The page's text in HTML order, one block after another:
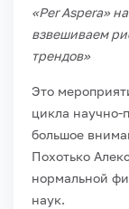
«Per Aspera»
взвешиваем
трендов»
Это
цикла научно-
большое
Похотько
нормальной
наук.